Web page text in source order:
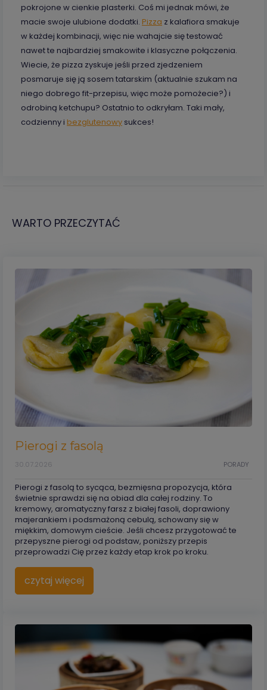
pokrojone w cienkie plasterki. Coś mi jednak mówi, że
macie swoje ulubione dodatki. Pizza z kalafiora smakuje
w każdej kombinacji, więc nie wahajcie się testować
nawet te najbardziej smakowite i klasyczne połączenia.
Wiecie, że pizza zyskuje jeśli przed zjedzeniem
posmaruje się ją sosem tatarskim (aktualnie szukam na
niego dobrego fit-przepisu, więc może pomożecie?) i
odrobiną ketchupu? Ostatnio to odkryłam. Taki mały,
codzienny i bezglutenowy sukces!
WARTO PRZECZYTAĆ
Pierogi z fasolą
PORADY
30.07.2026
Pierogi z fasolą to sycąca, bezmięsna propozycja, która
świetnie sprawdzi się na obiad dla całej rodziny. To
kremowy, aromatyczny farsz z białej fasoli, doprawiony
majerankiem i podsmażoną cebulą, schowany się w
miękkim, domowym cieście. Jeśli chcesz przygotować te
przepyszne pierogi od podstaw, poniższy przepis
przeprowadzi Cię przez każdy etap krok po kroku.
czytaj więcej